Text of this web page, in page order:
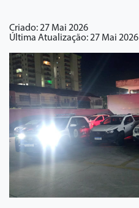
Criado: 27 Mai 2026
Última Atualização: 27 Mai 2026